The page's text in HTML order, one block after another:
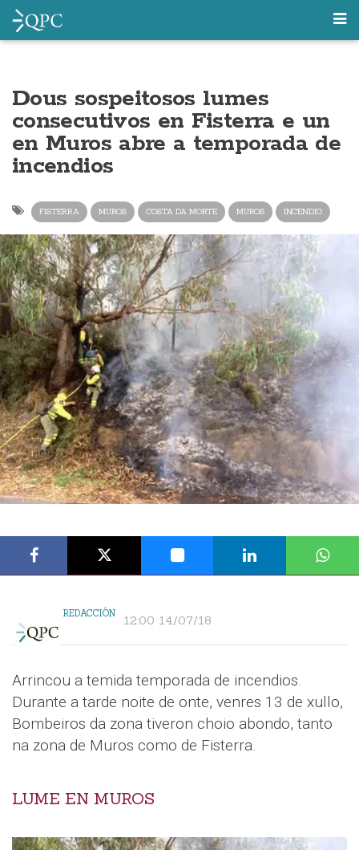
Dous sospeitosos lumes
consecutivos en Fisterra e un
en Muros abre a temporada de
incendios
FISTERRA MUROS COSTA DA MORTE MUROS INCENDIO
REDACCIÓN 12:00 14/07/18
Arrincou a temida temporada de incendios.
Durante a tarde noite de onte, venres 13 de xullo,
Bombeiros da zona tiveron choio abondo, tanto
na zona de Muros como de Fisterra.
LUME EN MUROS